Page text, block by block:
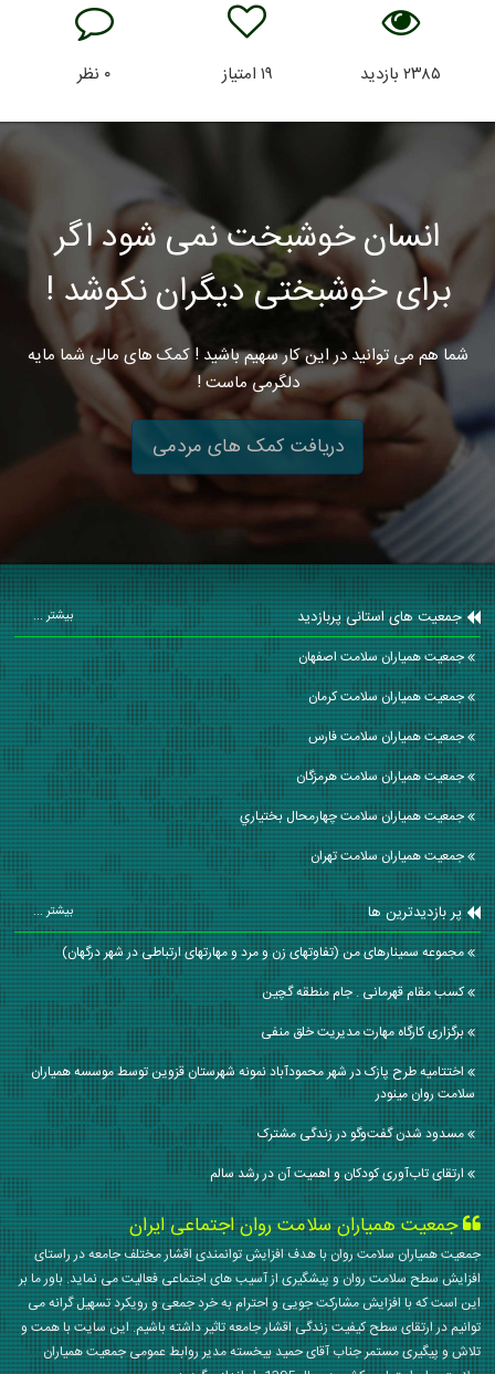
۲۳۸۵بازدید ۱۹ امتیاز ۰ نظر
انسان خوشبخت نمی شود اگر
برای خوشبختی دیگران نکوشد !
شما هم می توانید در این کار سهیم باشید ! کمک های مالی شما مایه
دلگرمی ماست !
دریافت کمک های مردمی
جمعیت های استانی پربازدید بیشتر ...
جمعیت همیاران سلامت اصفهان
جمعیت همیاران سلامت كرمان
جمعیت همیاران سلامت فارس
جمعیت همیاران سلامت هرمزگان
جمعیت همیاران سلامت چهارمحال بختياري
جمعیت همیاران سلامت تهران
پر بازدیدترین ها بیشتر ...
مجموعه سمینارهای من (تفاوتهای زن و مرد و مهارتهای ارتباطی در شهر درگهان)
کسب مقام قهرمانی . جام منطقه گچین
برگزاری کارگاه مهارت مدیریت خلق منفی
اختتامیه طرح پازک در شهر محمودآباد نمونه شهرستان قزوین توسط موسسه همیاران
سلامت روان مینودر
مسدود شدن گفت‌وگو در زندگی مشترک
ارتقای تاب‌آوری کودکان و اهمیت آن در رشد سالم
جمعیت همیاران سلامت روان اجتماعی ایران
جمعیت همیاران سلامت روان با هدف افزایش توانمندی اقشار مختلف جامعه در راستای
افزایش سطح سلامت روان و پیشگیری از آسیب های اجتماعی فعالیت می نماید. باور ما بر
این است که با افزایش مشارکت جویی و احترام به خرد جمعی و رویکرد تسهیل گرانه می
توانیم در ارتقای سطح کیفیت زندگی اقشار جامعه تاثیر داشته باشیم. این سایت با همت و
تلاش و پیگیری مستمر جناب آقای حمید بیخسته مدیر روابط عمومی جمعیت همیاران